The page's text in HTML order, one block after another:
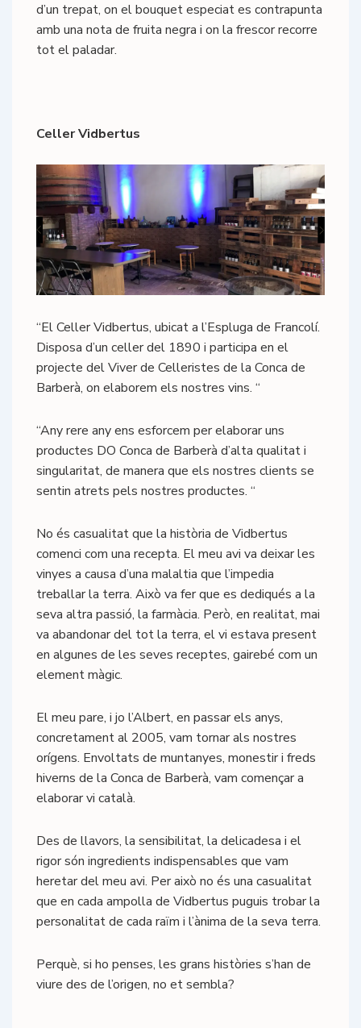
d’un trepat, on el bouquet especiat es contrapunta
amb una nota de fruita negra i on la frescor recorre
tot el paladar.
Celler Vidbertus
“El Celler Vidbertus, ubicat a l’Espluga de Francolí.
Disposa d’un celler del 1890 i participa en el
projecte del Viver de Celleristes de la Conca de
Barberà, on elaborem els nostres vins. “
“Any rere any ens esforcem per elaborar uns
productes DO Conca de Barberà d’alta qualitat i
singularitat, de manera que els nostres clients se
sentin atrets pels nostres productes. “
No és casualitat que la història de Vidbertus
comenci com una recepta. El meu avi va deixar les
vinyes a causa d’una malaltia que l’impedia
treballar la terra. Això va fer que es dediqués a la
seva altra passió, la farmàcia. Però, en realitat, mai
va abandonar del tot la terra, el vi estava present
en algunes de les seves receptes, gairebé com un
element màgic.
El meu pare, i jo l’Albert, en passar els anys,
concretament al 2005, vam tornar als nostres
orígens. Envoltats de muntanyes, monestir i freds
hiverns de la Conca de Barberà, vam començar a
elaborar vi català.
Des de llavors, la sensibilitat, la delicadesa i el
rigor són ingredients indispensables que vam
heretar del meu avi. Per això no és una casualitat
que en cada ampolla de Vidbertus puguis trobar la
personalitat de cada raïm i l’ànima de la seva terra.
Perquè, si ho penses, les grans històries s’han de
viure des de l’origen, no et sembla?